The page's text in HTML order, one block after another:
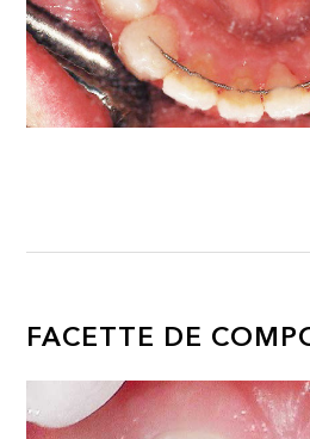
FACETTE DE